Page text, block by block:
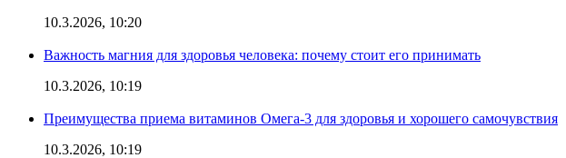
10.3.2026, 10:20
Важность магния для здоровья человека: почему стоит его принимать
10.3.2026, 10:19
Преимущества приема витаминов Омега-3 для здоровья и хорошего самочувствия
10.3.2026, 10:19